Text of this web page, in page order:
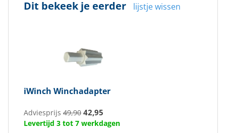
Dit bekeek je eerder lijstje wissen
iWinch Winchadapter
Adviesprijs 49,90 42,95
Levertijd 3 tot 7 werkdagen